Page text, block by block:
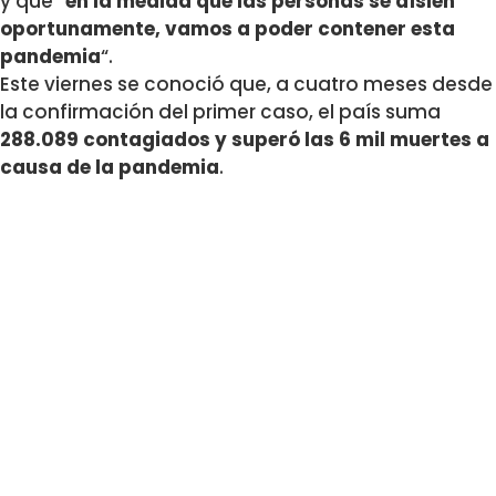
oportunamente, vamos a poder contener esta
pandemia“.
Este viernes se conoció que, a cuatro meses desde
la confirmación del primer caso, el país suma
288.089 contagiados y superó las 6 mil muertes a
causa de la pandemia.